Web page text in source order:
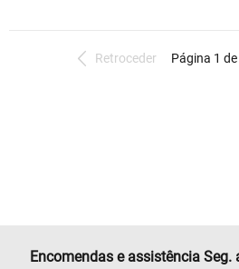
Retroceder Página 1 de
Encomendas e assistência Seg.